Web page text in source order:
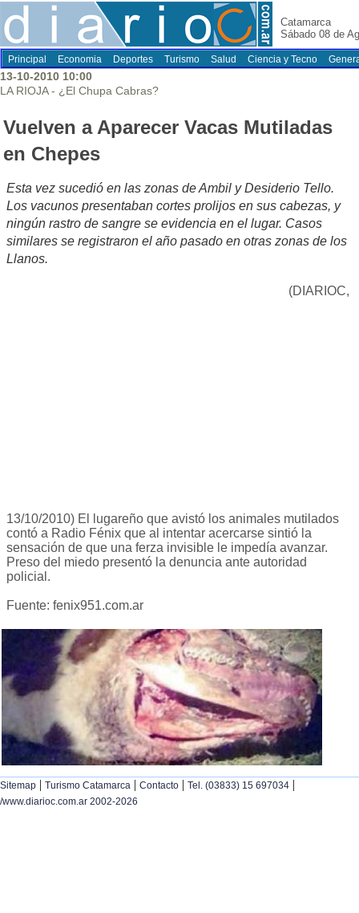
Catamarca
Sábado 08 de
Principal Economia Deportes Turismo Salud Ciencia y Tecno
13-10-2010 10:00
LA RIOJA - ¿El Chupa Cabras?
Vuelven a Aparecer Vacas Mutiladas
en Chepes
Esta vez sucedió en las zonas de Ambil y Desiderio Tello.
Los vacunos presentaban cortes prolijos en sus cabezas, y
ningún rastro de sangre se evidencia en el lugar. Casos
similares se registraron el año pasado en otras zonas de los
Llanos.
(DIARIOC,
13/10/2010) El lugareño que avistó los animales mutilados
contó a Radio Fénix que al intentar acercarse sintió la
sensación de que una ferza invisible le impedía avanzar.
Preso del miedo presentó la denuncia ante autoridad
policial.
Fuente: fenix951.com.ar
Sitemap | Turismo Catamarca | Contacto | Tel. (03833) 15 697034 |
/www.diarioc.com.ar 2002-2026